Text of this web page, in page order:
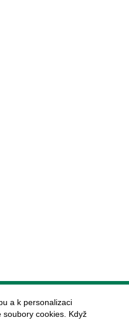
a k personalizaci
cookies. Když